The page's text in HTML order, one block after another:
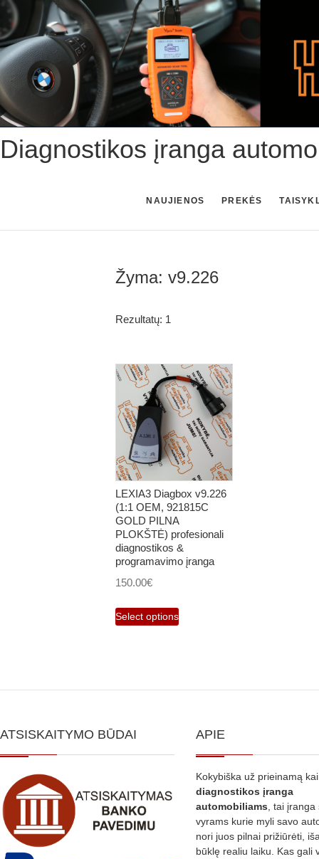
Skip
to
content
Diagnostikos įranga
NAUJIENOS PREKĖS
Žyma: v9.226
Rezultatų: 1
LEXIA3 Diagbox v9.226
(1:1 OEM, 921815C
GOLD PILNA
PLOKŠTĖ) profesionali
diagnostikos &
programavimo įranga
150.00€
Select options
ATSISKAITYMO BŪDAI APIE
Kokybiška už prieinamą
diagnostikos įranga
automobiliams , tai
vyrams kurie myli savo
nori juos pilnai prižiūrėti,
būklę realiu laiku. Kas gali